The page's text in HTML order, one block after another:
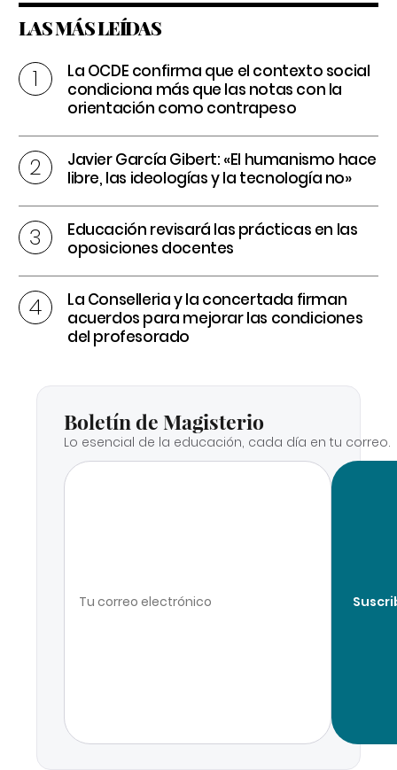
LAS MÁS LEÍDAS
La OCDE confirma que el contexto social
condiciona más que las notas con la
orientación como contrapeso
Javier García Gibert: «El humanismo hace
libre, las ideologías y la tecnología no»
Educación revisará las prácticas en las
oposiciones docentes
La Conselleria y la concertada firman
acuerdos para mejorar las condiciones
del profesorado
Boletín de Magisterio
Lo esencial de la educación, cada día en tu correo.